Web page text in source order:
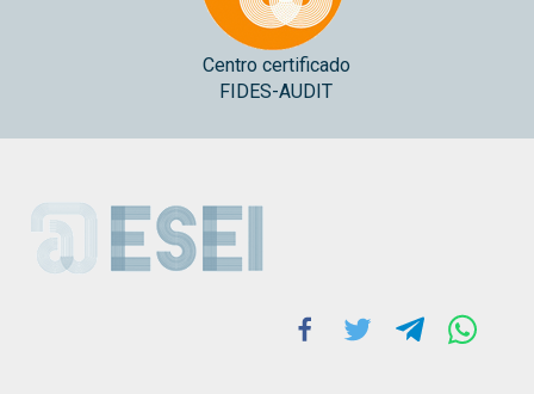
Centro certificado
FIDES-AUDIT
ESEI
Facebook
Twitter Telegram